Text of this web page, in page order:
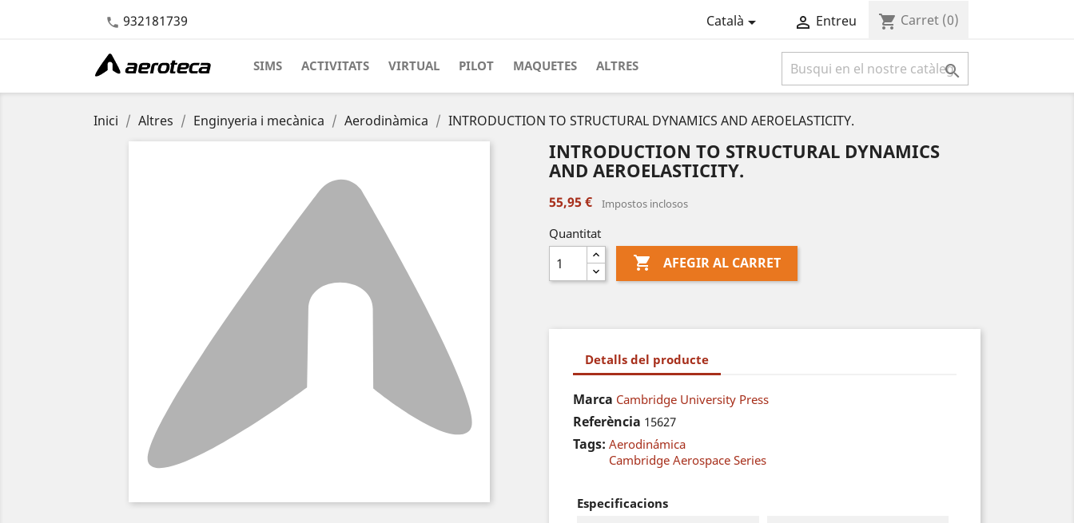
 932181739 Català  Entreu shopping_cart Carret (0)
SIMS ACTIVITATS VIRTUAL PILOT MAQUETES ALTRES 
Inici Altres Enginyeria i mecànica Aerodinàmica INTRODUCTION TO STRUCTURAL DYNAMICS AND AEROELASTICITY.
INTRODUCTION TO STRUCTURAL DYNAMICS
AND AEROELASTICITY.
55,95 € Impostos inclosos
Quantitat
 AFEGIR AL CARRET
Detalls del producte
Marca Cambridge University Press
Referència 15627
Tags: Aerodinámica
Cambridge Aerospace Series
Especificacions